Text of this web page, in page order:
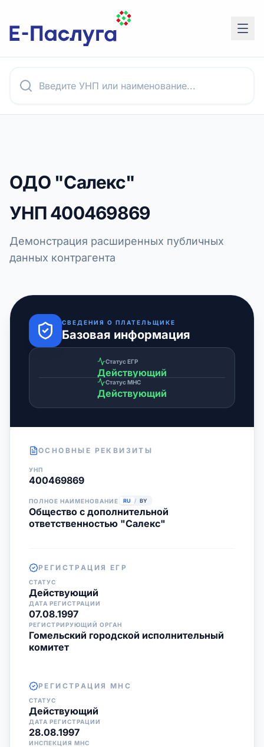
ОДО "Салекс"
УНП400469869
Демонстрация расширенных публичных
данных контрагента
СВЕДЕНИЯ О ПЛАТЕЛЬЩИКЕ
Базовая информация
Статус ЕГР
Действующий
Статус МНС
Действующий
ОСНОВНЫЕ РЕКВИЗИТЫ
УНП
400469869
ПОЛНОЕ НАИМЕНОВАНИЕ RU / BY
Общество с дополнительной
ответственностью "Салекс"
РЕГИСТРАЦИЯ ЕГР
СТАТУС
Действующий
ДАТА РЕГИСТРАЦИИ
07.08.1997
РЕГИСТРИРУЮЩИЙ ОРГАН
Гомельский городской исполнительный
комитет
РЕГИСТРАЦИЯ МНС
СТАТУС
Действующий
ДАТА РЕГИСТРАЦИИ
28.08.1997
ИНСПЕКЦИЯ МНС